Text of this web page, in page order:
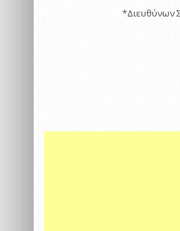
*Διευθύνων